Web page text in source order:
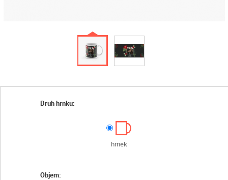
Druh hrnku:
hrnek
Objem: